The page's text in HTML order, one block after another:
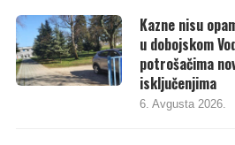
Kazne nisu
u dobojskom
potrošačima
isključenjima
6. Avgusta 2026.